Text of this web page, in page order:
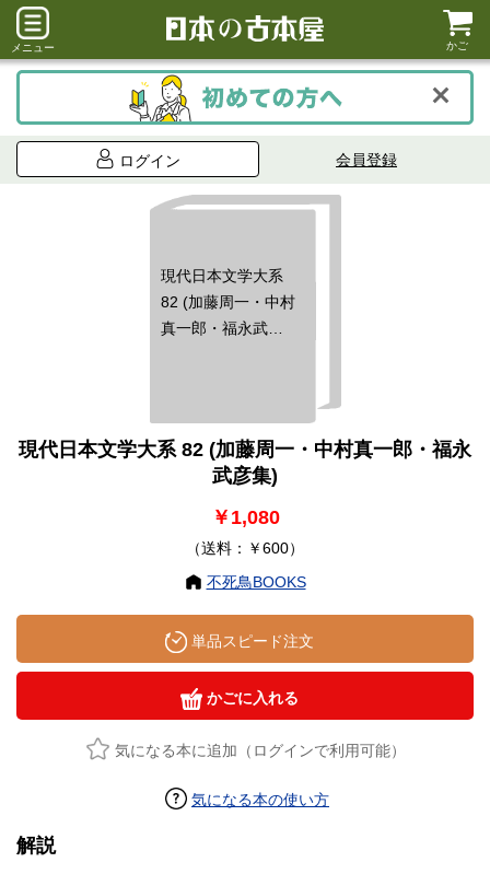
メニュー かご
ログイン 会員登録
現代日本文学大系
82 (加藤周一・中村
真一郎・福永武彦
現代日本文学大系 82 (加藤周一・中村真一郎・福永
武彦集)
￥1,080
（送料：￥600）
不死鳥BOOKS
単品スピード注文
かごに入れる
気になる本に追加（ログインで利用可能）
気になる本の使い方
解説